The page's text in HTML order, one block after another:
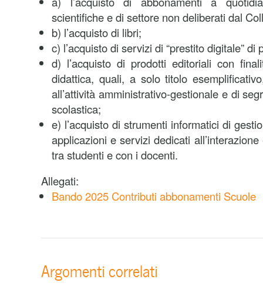
scientifiche e di settore non deliberati dal
b) l’acquisto di libri;
c) l’acquisto di servizi di “prestito digitale” di
d) l’acquisto di prodotti editoriali con
didattica, quali, a solo titolo
all’attività amministrativo-gestionale e di
scolastica;
e) l’acquisto di strumenti informatici di
applicazioni e servizi dedicati
tra studenti e con i docenti.
Allegati:
Bando 2025 Contributi abbonamenti Scuole
Argomenti correlati